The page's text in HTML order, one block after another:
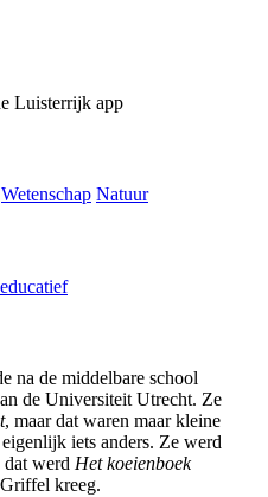
Luisterrijk app
Wetenschap Natuur
educatief
na de middelbare school
de Universiteit Utrecht. Ze
, maar dat waren maar kleine
iets anders. Ze werd
dat werd Het koeienboek
kreeg.